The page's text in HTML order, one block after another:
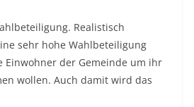
Realistisch
sehr hohe Wahlbeteiligung
Einwohner der Gemeinde um ihr
wollen. Auch damit wird das